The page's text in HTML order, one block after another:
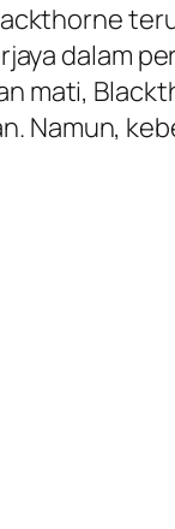
dalam
mati,
Namun,